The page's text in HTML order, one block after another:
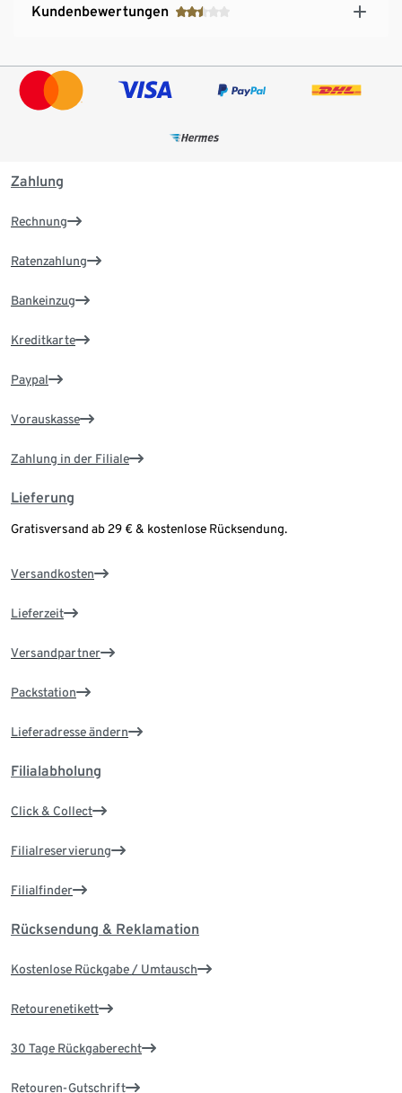
Kundenbewertungen
Zahlung
Rechnung
Ratenzahlung
Bankeinzug
Kreditkarte
Paypal
Vorauskasse
Zahlung in der Filiale
Lieferung
Gratisversand ab 29 € & kostenlose Rücksendung.
Versandkosten
Lieferzeit
Versandpartner
Packstation
Lieferadresse ändern
Filialabholung
Click & Collect
Filialreservierung
Filialfinder
Rücksendung & Reklamation
Kostenlose Rückgabe / Umtausch
Retourenetikett
30 Tage Rückgaberecht
Retouren-Gutschrift